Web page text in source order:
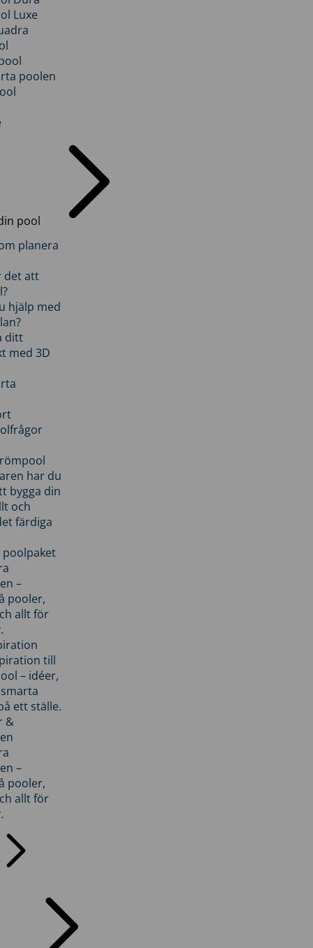
Luxe
poolen
pool
planera
det att
hjälp med
ditt
med 3D
har du
bygga din
och
färdiga
–
pooler,
allt för
till
– idéer,
ett ställe.
&
–
pooler,
allt för